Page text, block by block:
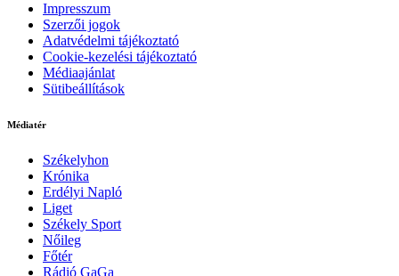
Impresszum
Szerzői jogok
Adatvédelmi tájékoztató
Cookie-kezelési tájékoztató
Médiaajánlat
Sütibeállítások
Médiatér
Székelyhon
Krónika
Erdélyi Napló
Liget
Székely Sport
Nőileg
Főtér
Rádió GaGa